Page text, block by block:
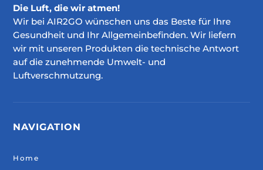
Die Luft, die wir atmen!
Wir bei AIR2GO wünschen uns das Beste für Ihre
Gesundheit und Ihr Allgemeinbefinden. Wir liefern
wir mit unseren Produkten die technische Antwort
auf die zunehmende Umwelt- und
Luftverschmutzung.
NAVIGATION
Home